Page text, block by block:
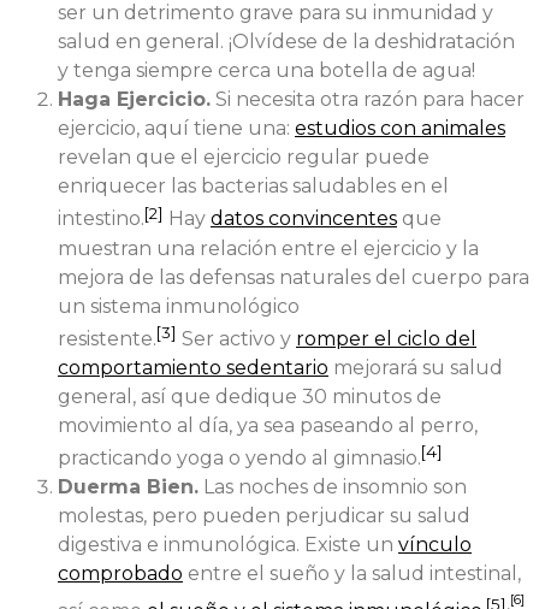
ser un detrimento grave para su inmunidad y
salud en general. ¡Olvídese de la deshidratación
y tenga siempre cerca una botella de agua!
Haga Ejercicio. Si necesita otra razón para hacer
ejercicio, aquí tiene una: estudios con animales
revelan que el ejercicio regular puede
enriquecer las bacterias saludables en el
intestino.[2] Hay datos convincentes que
muestran una relación entre el ejercicio y la
mejora de las defensas naturales del cuerpo para
un sistema inmunológico
resistente.[3] Ser activo y romper el ciclo del
comportamiento sedentario mejorará su salud
general, así que dedique 30 minutos de
movimiento al día, ya sea paseando al perro,
practicando yoga o yendo al gimnasio.[4]
Duerma Bien. Las noches de insomnio son
molestas, pero pueden perjudicar su salud
digestiva e inmunológica. Existe un vínculo
comprobado entre el sueño y la salud intestinal,
[5],[6]